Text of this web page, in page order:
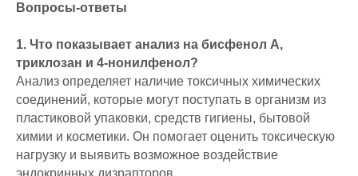
Вопросы-ответы
1. Что показывает анализ на бисфенол А,
триклозан и 4-нонилфенол?
Анализ определяет наличие токсичных химических
соединений, которые могут поступать в организм из
пластиковой упаковки, средств гигиены, бытовой
химии и косметики. Он помогает оценить токсическую
нагрузку и выявить возможное воздействие
эндокринных дизрапторов.